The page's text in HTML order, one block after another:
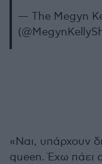
— The Megyn
«Ναι, υπάρχουν
queen. Έχω πάει